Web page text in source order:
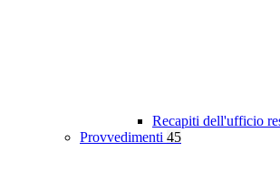
Recapiti dell'ufficio
Provvedimenti 45